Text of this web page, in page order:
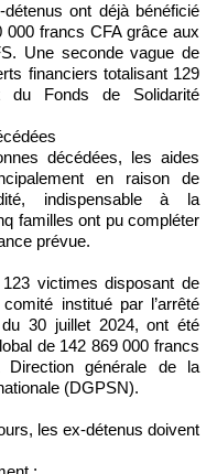
ont déjà bénéficié
000 francs CFA grâce aux
Une seconde vague de
financiers totalisant 129
du Fonds de Solidarité
décédées, les aides
en raison de
indispensable à la
familles ont pu compléter
prévue.
victimes disposant de
institué par l’arrêté
30 juillet 2024, ont été
de 142 869 000 francs
générale de la
(DGPSN).
les ex-détenus doivent